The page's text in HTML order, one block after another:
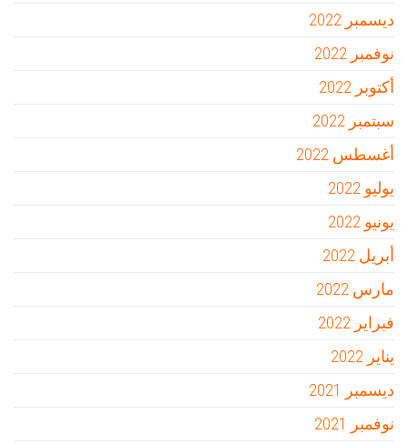
ديسمبر 2022
نوفمبر 2022
أكتوبر 2022
سبتمبر 2022
أغسطس 2022
يوليو 2022
يونيو 2022
أبريل 2022
مارس 2022
فبراير 2022
يناير 2022
ديسمبر 2021
نوفمبر 2021